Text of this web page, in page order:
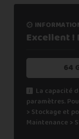
Excellent !
64
La capacité
paramètres.
> Stockage et
Maintenance >